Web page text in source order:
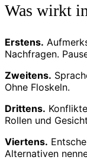
Was wirkt
Erstens.
Nachfragen.
Zweitens.
Ohne Floskeln.
Drittens.
Rollen und
Viertens.
Alternativen